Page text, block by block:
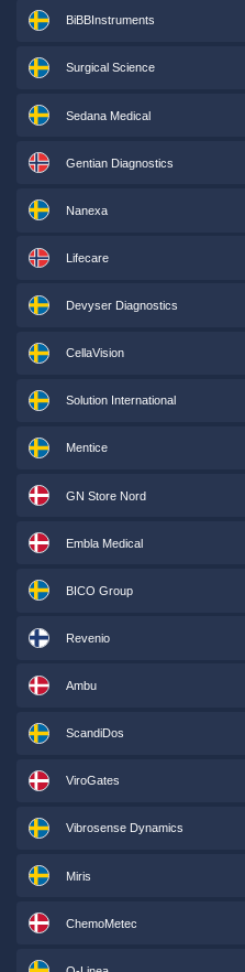
BiBBInstruments
Surgical Science
Sedana Medical
Gentian Diagnostics
Nanexa
Lifecare
Devyser Diagnostics
CellaVision
Solution International
Mentice
GN Store Nord
Embla Medical
BICO Group
Revenio
Ambu
ScandiDos
ViroGates
Vibrosense Dynamics
Miris
ChemoMetec